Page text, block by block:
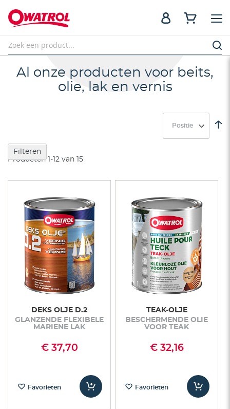
Al onze producten voor beits,
olie, lak en vernis
Producten - 12 van 15
DEKS OLJE D.2
GLANZENDE FLEXIBELE
MARIENE LAK
€ 37,70
Favorieten
TEAK-OLJE
BESCHERMENDE OLIE
VOOR TEAK
€ 32,16
Favorieten
Filteren